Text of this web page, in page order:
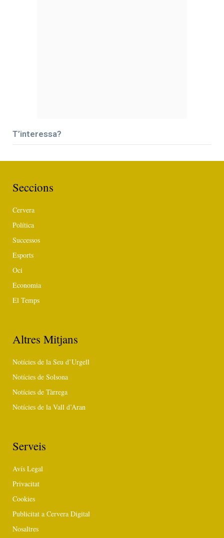
T’interessa?
Seccions
Cervera
Política
Successos
Esports
Oci
Economia
El Temps
Altres Mitjans
Notícies de la Seu d’Urgell
Notícies de Solsona
Notícies de Tàrrega
Notícies de la Vall d’Aran
Serveis
Avís Legal
Privacitat
Cookies
Publicitat a Cervera Digital
Nosaltres